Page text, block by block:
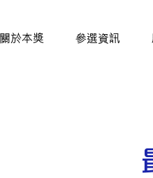
關於本獎 參選資訊